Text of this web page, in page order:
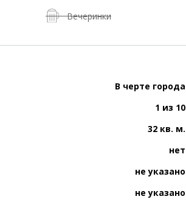
Вечеринки
В черте города
1 из 10
32 кв. м.
нет
не указано
не указано